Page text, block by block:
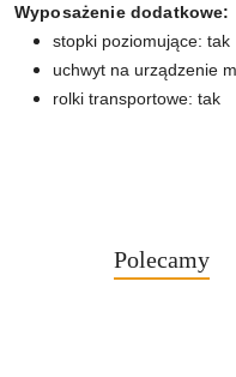
Wyposażenie dodatkowe:
stopki poziomujące: tak
uchwyt na urządzenie
rolki transportowe: tak
Pomiń karuzelę
Produkty
Polecamy